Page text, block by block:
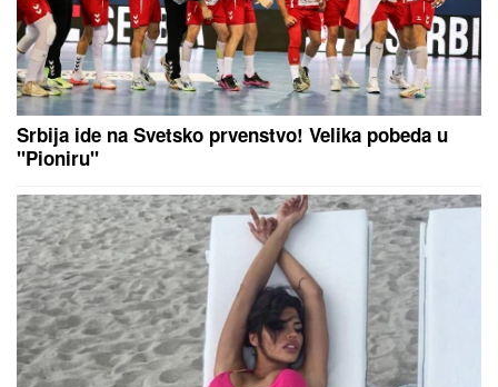
RUSKINjA SUROVO NAPADNUTA NA VOŽDOVCU:
Devojčice (15) je oborile, tukle i otele ranac, a onda
je usledio obrt
Radila je u Dinamu, sa Škotima
ispisala istoriju, sad preuzela
„đavolice“ zarad titule...